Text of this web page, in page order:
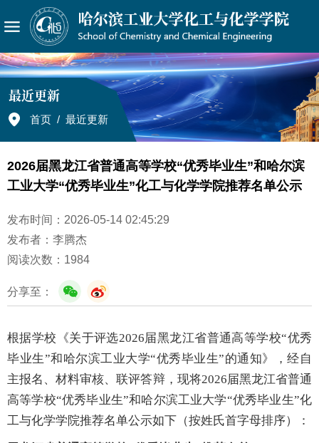
最近更新
首页 / 最近更新
2026届黑龙江省普通高等学校“优秀毕业生”和哈尔滨
工业大学“优秀毕业生”化工与化学学院推荐名单公示
发布时间：2026-05-14 02:45:29
发布者：李腾杰
阅读次数： 1984
分享至：
根据学校《关于评选2026届黑龙江省普通高等学校“优秀
毕业生”和哈尔滨工业大学“优秀毕业生”的通知》，经自
主报名、材料审核、联评答辩，现将2026届黑龙江省普通
高等学校“优秀毕业生”和哈尔滨工业大学“优秀毕业生”化
工与化学学院推荐名单公示如下（按姓氏首字母排序）：